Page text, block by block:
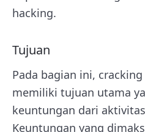
hacking.
Tujuan
Pada bagian ini,
memiliki tujuan utama
keuntungan dari
Keuntungan yang